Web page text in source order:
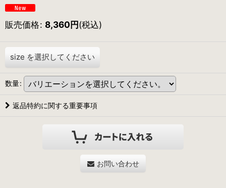
販売価格: 8,360円(税込)
size を選択してください
数量:
返品特約に関する重要事項
お問い合わせ